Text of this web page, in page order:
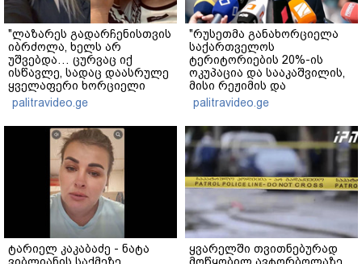
"ლაზარეს გადარჩენისთვის
იბრძოლა, ხელს არ
უშვებდა… ცურვაც იქ
ისწავლე, სადაც დაასრულე
ყველაფერი ხორციელი
ცხოვრებიდან" – რას წერს
ხობში დაღუპული დედა-
შვილის ახლობელი?
palitravideo.ge
"რუსეთმა განახორციელა
საქართველოს
ტერიტორიების 20%-ის
ოკუპაცია და სააკაშვილის,
მისი რეჟიმის და
"ნაცმოძრაობის" ღალატი
ვერანაირად ვერ
გადაფარავს ამ
დანაშაულს" - ირაკლი
კობახიძე
palitravideo.ge
ტარიელ კაკაბაძე - ნატა
ვიბლიანის საქმეზე
ყვარელში თვითნებურად
მოწყობილ ავტორბოლაზე